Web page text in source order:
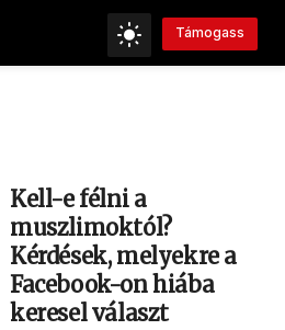
Támogass
Kell-e félni a
muszlimoktól?
Kérdések, melyekre a
Facebook-on hiába
keresel választ